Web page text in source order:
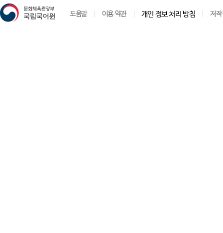
도움말 이용 약관 개인 정보 처리 방침 저